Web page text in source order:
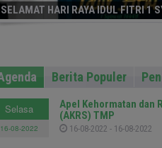
SELAMAT HARI RAYA IDUL FITRI 1
Berita Populer
Selasa
16-08-2022
Apel Kehormatan dan
(AKRS) TMP
16-08-2022 - 16-08-2022